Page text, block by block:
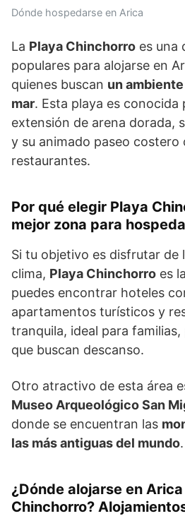
Dónde hospedarse en Arica
La Playa Chinchorro es una
populares para alojarse en
quienes buscan un
mar. Esta playa es conocida
extensión de arena dorada,
y su animado paseo costero
restaurantes.
Por qué elegir Playa
mejor zona para
Si tu objetivo es disfrutar de
clima, Playa Chinchorro es
puedes encontrar hoteles
apartamentos turísticos y
tranquila, ideal para
que buscan descanso.
Otro atractivo de esta área
Museo Arqueológico San
donde se encuentran las
las más antiguas del mundo.
¿Dónde alojarse en Arica
Chinchorro?